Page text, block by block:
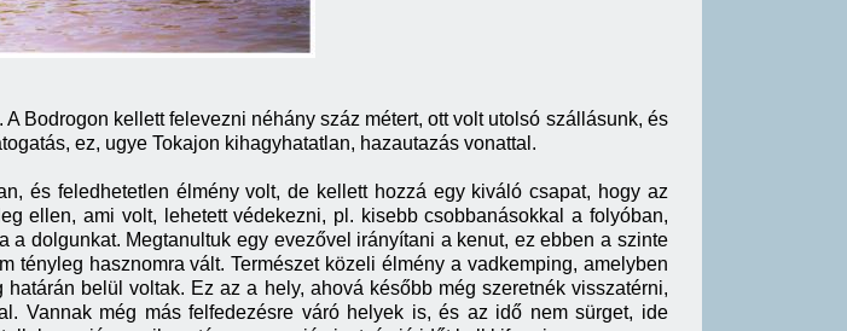
Bodrogon kellett felevezni néhány száz métert, ott volt utolsó szállásunk, és
ez, ugye Tokajon kihagyhatatlan, hazautazás vonattal.
és feledhetetlen élmény volt, de kellett hozzá egy kiváló csapat, hogy az
ellen, ami volt, lehetett védekezni, pl. kisebb csobbanásokkal a folyóban,
dolgunkat. Megtanultuk egy evezővel irányítani a kenut, ez ebben a szinte
tényleg hasznomra vált. Természet közeli élmény a vadkemping, amelyben
belül voltak. Ez az a hely, ahová később még szeretnék visszatérni,
Vannak még más felfedezésre váró helyek is, és az idő nem sürget, ide